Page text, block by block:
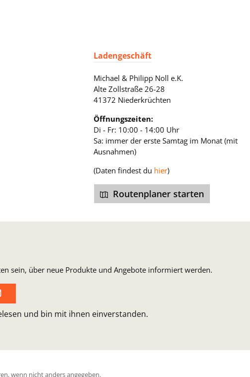
Ladengeschäft
Michael & Philipp Noll e.K.
Alte Zollstraße 26-28
41372 Niederkrüchten
Öffnungszeiten:
Di - Fr: 10:00 - 14:00 Uhr
Sa: immer der erste Samtag im Monat (mit
Ausnahmen)
(Daten findest du hier)
Routenplaner starten
sein, über neue Produkte und Angebote informiert werden.
und bin mit ihnen einverstanden.
wenn nicht anders angegeben.